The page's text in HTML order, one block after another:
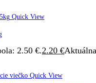
Quick View
2.50 €.2.20 €
Quick View